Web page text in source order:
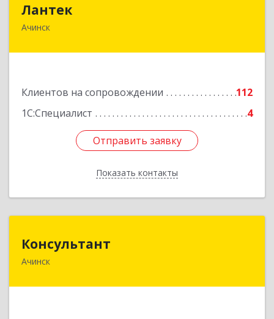
Лантек
Ачинск
Клиентов на сопровождении
112
1С:Специалист
4
Отправить заявку
Показать контакты
Отправить заявку
Назад
Консультант
Ачинск662159, Красноярский край, Ачинск г, Юго-